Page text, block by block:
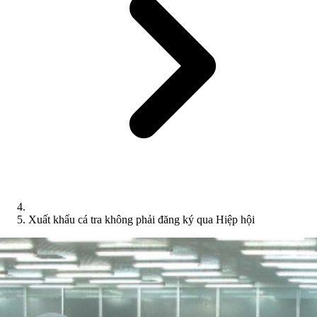
Xuất khẩu cá tra không phải đăng ký qua Hiệp hội